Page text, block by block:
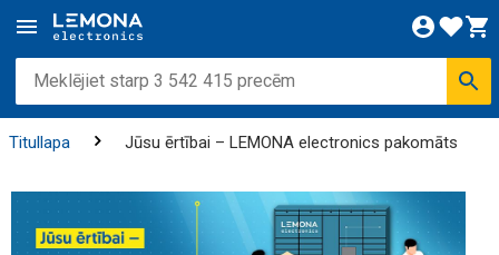
Titullapa Jūsu ērtībai – LEMONA electronics pakomāts